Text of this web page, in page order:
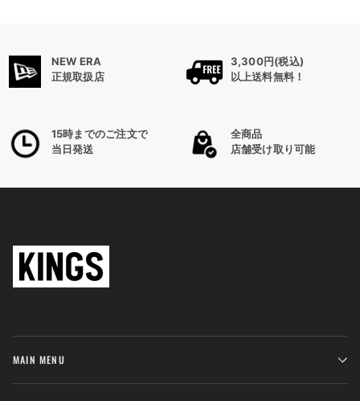
NEW ERA
正規取扱店
3,300円(税込)
以上送料無料！
15時までのご注文で
当日発送
全商品
店舗受け取り可能
MAIN MENU